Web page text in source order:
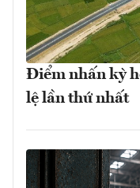
Điểm nhấn kỳ
lệ lần thứ nhất